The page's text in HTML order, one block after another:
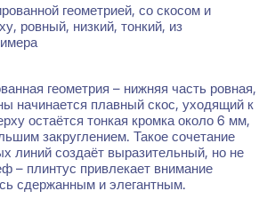
геометрией, со скосом и
ровный, низкий, тонкий, из
геометрия – нижняя часть ровная,
начинается плавный скос, уходящий к
остаётся тонкая кромка около 6 мм,
закруглением. Такое сочетание
линий создаёт выразительный, но не
– плинтус привлекает внимание
сдержанным и элегантным.